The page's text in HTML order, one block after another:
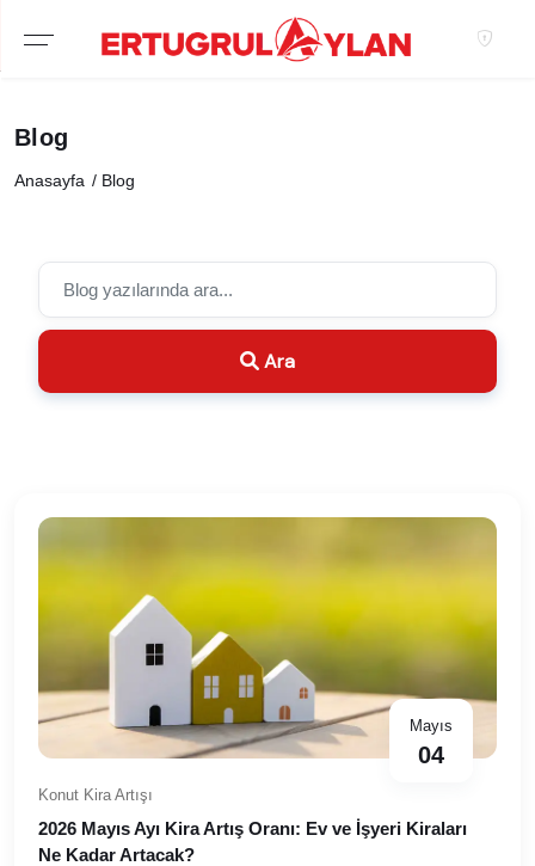
Blog
Anasayfa Blog
Ara
Mayıs
04
Konut Kira Artışı
2026 Mayıs Ayı Kira Artış Oranı: Ev ve İşyeri Kiraları
Ne Kadar Artacak?
Hakkımızda
EKIBIMIZ
EMLAK SITELERIMIZ